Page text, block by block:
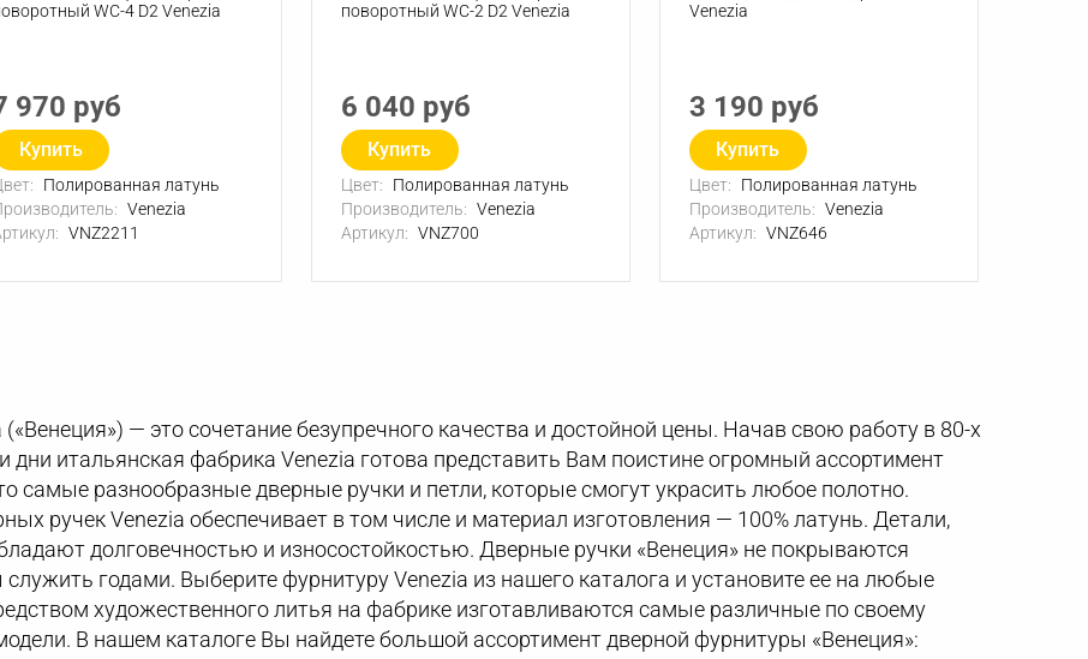
WC-4 D2 Venezia
970 руб
Купить
Полированная латунь
Venezia
VNZ2211
поворотный WC-2 D2 Venezia
6 040 руб
Купить
Цвет:
Полированная латунь
Производитель: Venezia
Артикул: VNZ700
Venezia
3 190 руб
Купить
Цвет:
Полированная латунь
Производитель: Venezia
Артикул: VNZ646
— это сочетание безупречного качества и достойной цены. Начав свою работу в 80-х
дни итальянская фабрика Venezia готова представить Вам поистине огромный ассортимент
самые разнообразные дверные ручки и петли, которые смогут украсить любое полотно.
ручек Venezia обеспечивает в том числе и материал изготовления — 100% латунь. Детали,
долговечностью и износостойкостью. Дверные ручки «Венеция» не покрываются
годами. Выберите фурнитуру Venezia из нашего каталога и установите ее на любые
художественного литья на фабрике изготавливаются самые различные по своему
В нашем каталоге Вы найдете большой ассортимент дверной фурнитуры «Венеция»: